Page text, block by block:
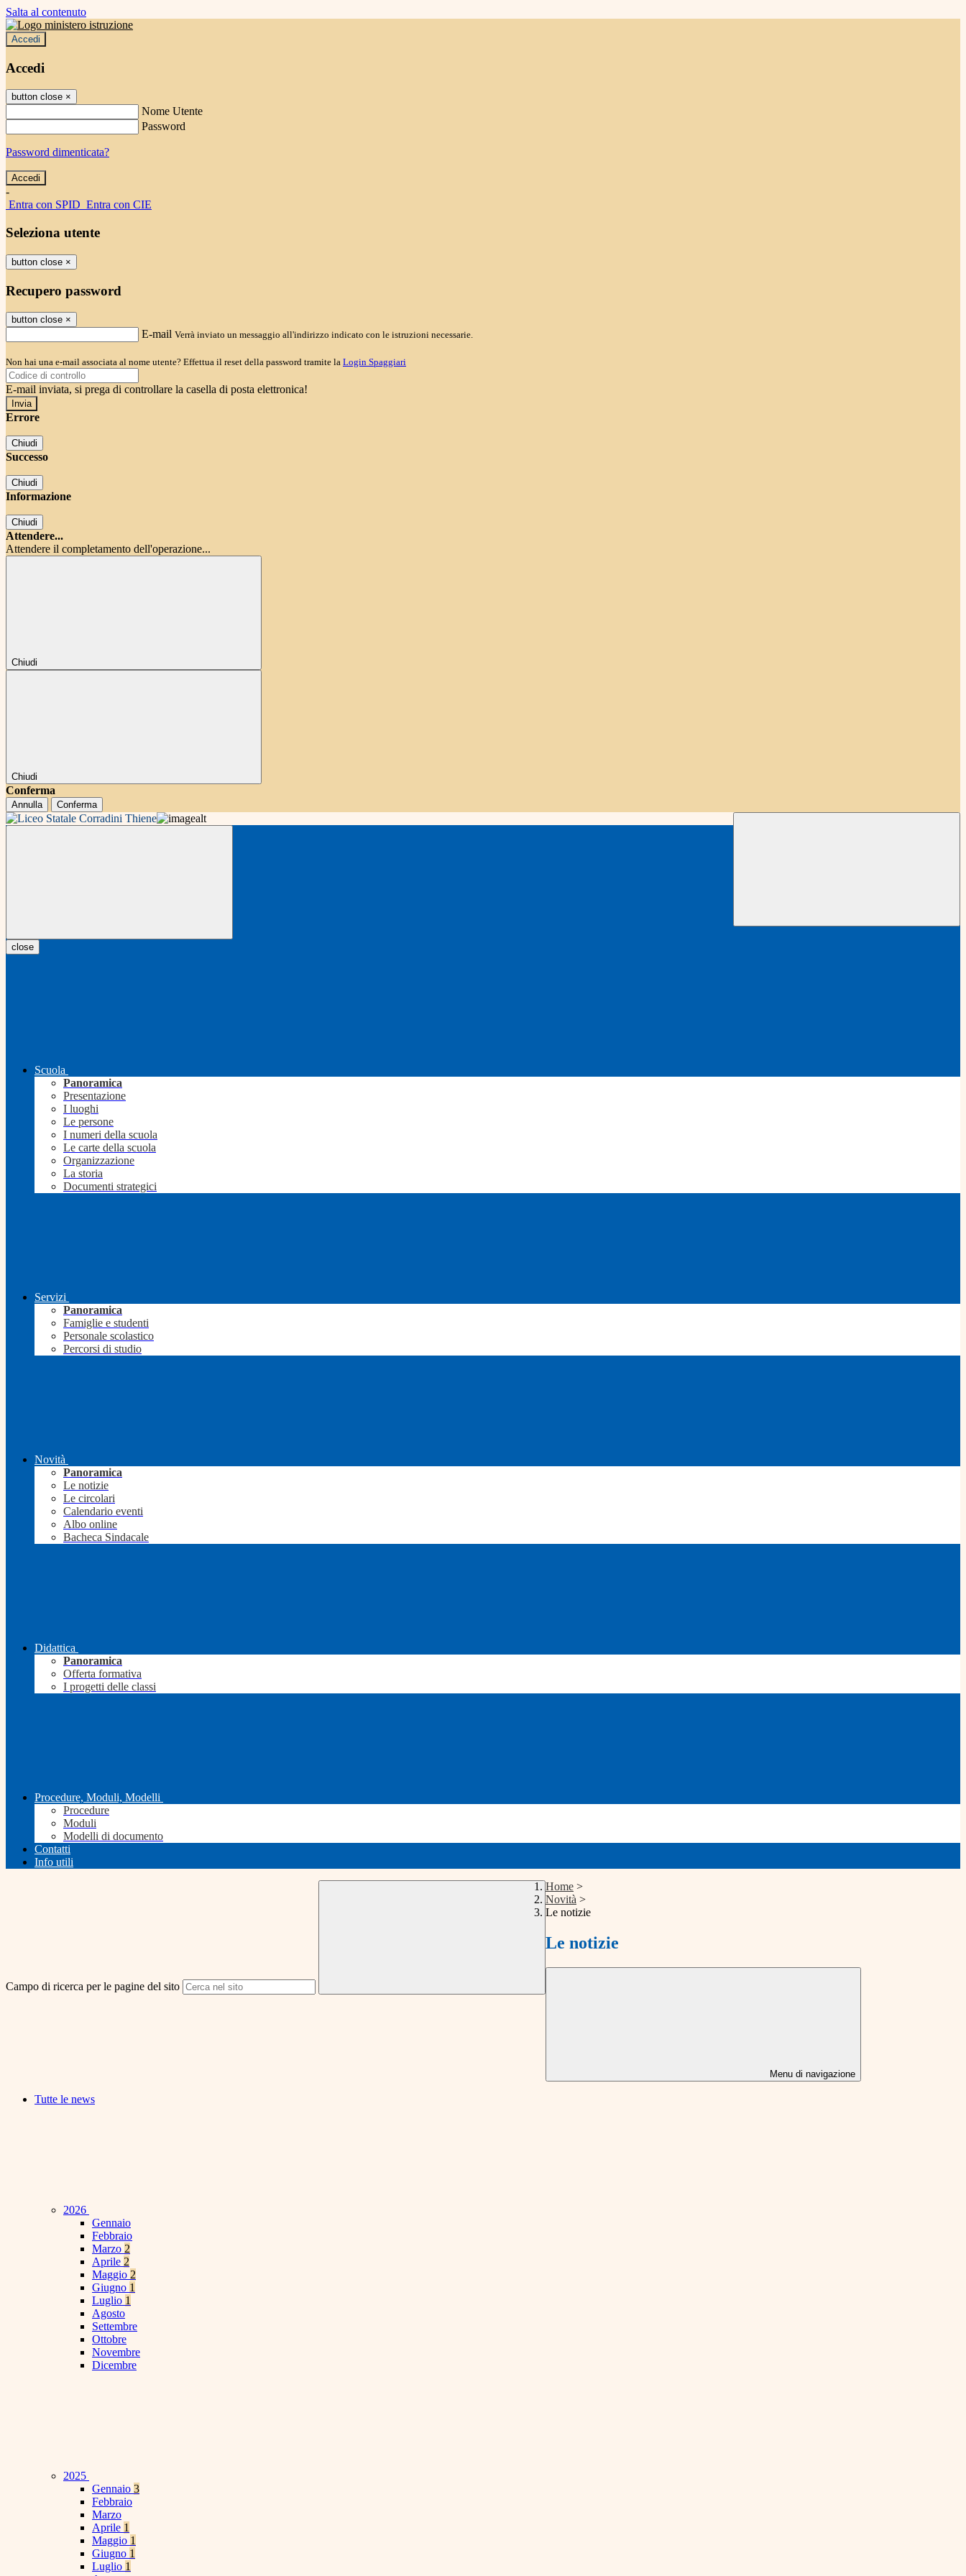
Salta al contenuto
Accedi
Accedi
button close ×
Nome Utente
Password
Password dimenticata?
-
Entra con SPID Entra con CIE
Seleziona utente
button close ×
Recupero password
button close ×
E-mail Verrà inviato un messaggio all'indirizzo indicato con le istruzioni necessarie.
Non hai una e-mail associata al nome utente? Effettua il reset della password tramite la Login Spaggiari
E-mail inviata, si prega di controllare la casella di posta elettronica!
Errore
Chiudi
Successo
Chiudi
Informazione
Chiudi
Attendere...
Attendere il completamento dell'operazione...
Chiudi
Chiudi
Conferma
Annulla Conferma
close
Scuola
Panoramica
Presentazione
I luoghi
Le persone
I numeri della scuola
Le carte della scuola
Organizzazione
La storia
Documenti strategici
Servizi
Panoramica
Famiglie e studenti
Personale scolastico
Percorsi di studio
Novità
Panoramica
Le notizie
Le circolari
Calendario eventi
Albo online
Bacheca Sindacale
Didattica
Panoramica
Offerta formativa
I progetti delle classi
Procedure, Moduli, Modelli
Procedure
Moduli
Modelli di documento
Contatti
Info utili
Campo di ricerca per le pagine del sito
Home >
Novità >
Le notizie
Le notizie
Menu di navigazione
Tutte le news
2026
Gennaio
Febbraio
Marzo 2
Aprile 2
Maggio 2
Giugno 1
Luglio 1
Agosto
Settembre
Ottobre
Novembre
Dicembre
2025
Gennaio 3
Febbraio
Marzo
Aprile 1
Maggio 1
Giugno 1
Luglio 1